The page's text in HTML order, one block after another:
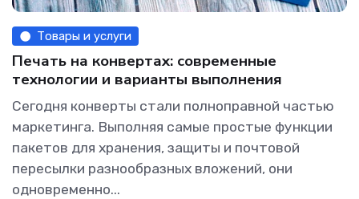
Товары и услуги
Печать на конвертах: современные
технологии и варианты выполнения
Сегодня конверты стали полноправной частью
маркетинга. Выполняя самые простые функции
пакетов для хранения, защиты и почтовой
пересылки разнообразных вложений, они
одновременно...